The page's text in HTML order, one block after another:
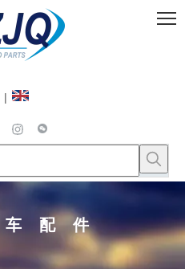
|
车配件